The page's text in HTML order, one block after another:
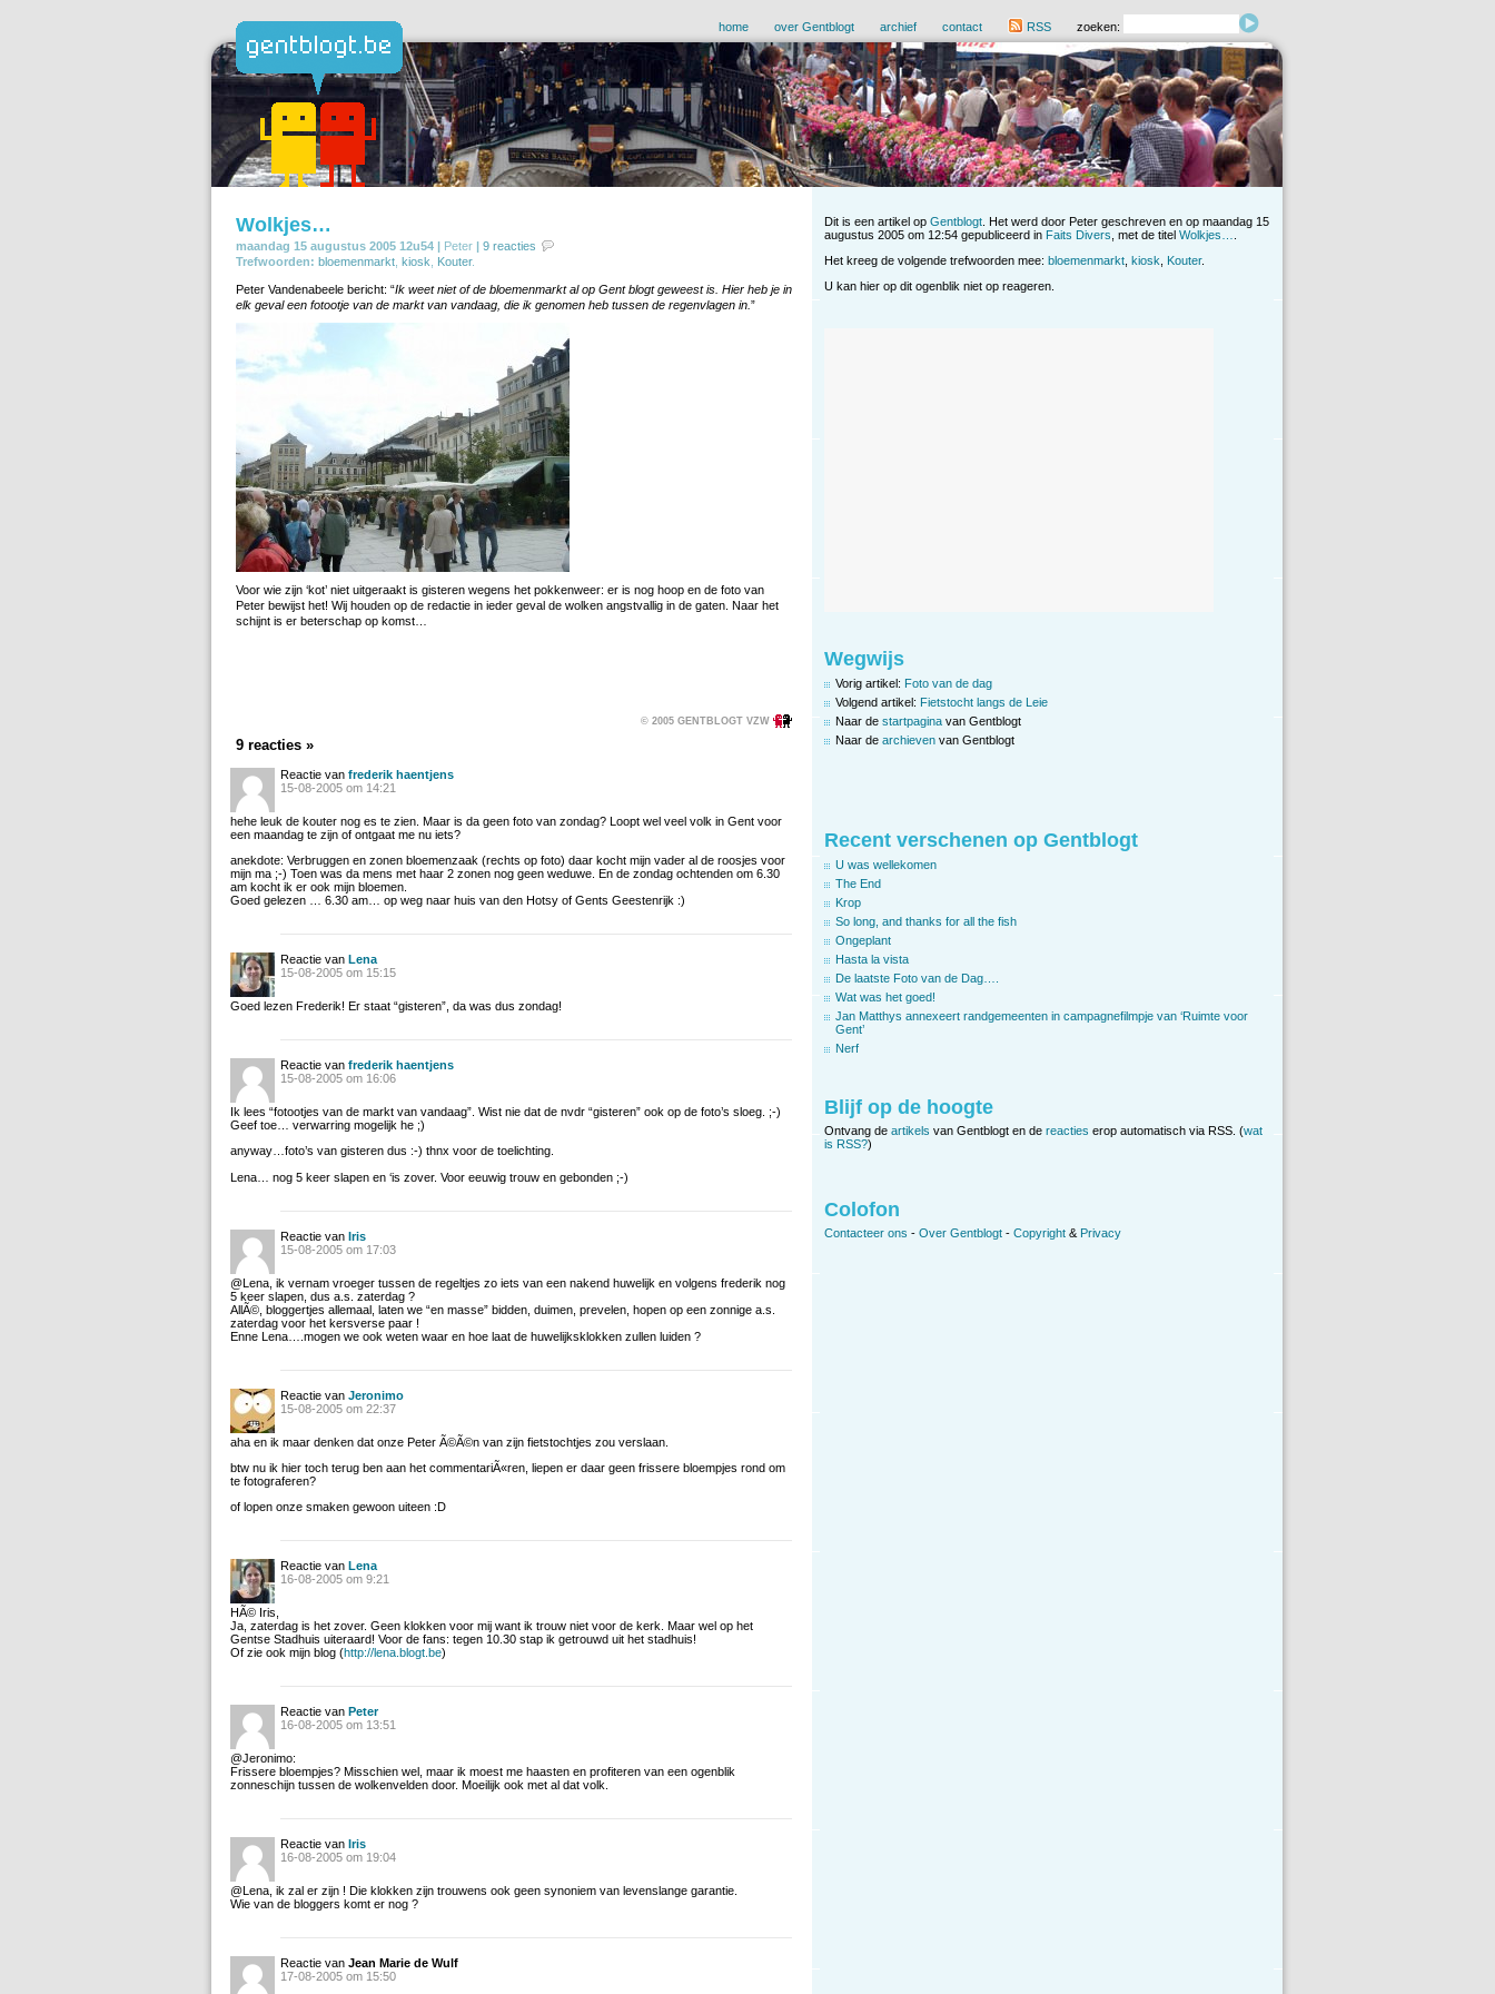
home over Gentblogt archief contact RSS zoeken:
Wolkjes…
maandag 15 augustus 2005 12u54 | Peter | 9 reacties
Trefwoorden: bloemenmarkt kiosk Kouter.
Peter Vandenabeele bericht: “Ik weet niet of de bloemenmarkt al op Gent blogt geweest is. Hier heb je in
elk geval een fotootje van de markt van vandaag, die ik genomen heb tussen de regenvlagen in. ”
Voor wie zijn ‘kot’ niet uitgeraakt is gisteren wegens het pokkenweer: er is nog hoop en de foto van
Peter bewijst het! Wij houden op de redactie in ieder geval de wolken angstvallig in de gaten. Naar het
schijnt is er beterschap op komst…
© 2005 GENTBLOGT VZW
9 reacties »
Reactie van frederik haentjens
15-08-2005 om 14:21
hehe leuk de kouter nog es te zien. Maar is da geen foto van zondag? Loopt wel veel volk in Gent voor
een maandag te zijn of ontgaat me nu iets?
anekdote: Verbruggen en zonen bloemenzaak (rechts op foto) daar kocht mijn vader al de roosjes voor
mijn ma ;-) Toen was da mens met haar 2 zonen nog geen weduwe. En de zondag ochtenden om 6.30
am kocht ik er ook mijn bloemen.
Goed gelezen … 6.30 am… op weg naar huis van den Hotsy of Gents Geestenrijk :)
Reactie van Lena
15-08-2005 om 15:15
Goed lezen Frederik! Er staat “gisteren”, da was dus zondag!
Reactie van frederik haentjens
15-08-2005 om 16:06
Ik lees “fotootjes van de markt van vandaag”. Wist nie dat de nvdr “gisteren” ook op de foto’s sloeg. ;-)
Geef toe… verwarring mogelijk he ;)
anyway…foto’s van gisteren dus :-) thnx voor de toelichting.
Lena… nog 5 keer slapen en ‘is zover. Voor eeuwig trouw en gebonden ;-)
Reactie van Iris
15-08-2005 om 17:03
@Lena, ik vernam vroeger tussen de regeltjes zo iets van een nakend huwelijk en volgens frederik nog
5 keer slapen, dus a.s. zaterdag ?
AllÃ©, bloggertjes allemaal, laten we “en masse” bidden, duimen, prevelen, hopen op een zonnige a.s.
zaterdag voor het kersverse paar !
Enne Lena….mogen we ook weten waar en hoe laat de huwelijksklokken zullen luiden ?
Reactie van Jeronimo
15-08-2005 om 22:37
aha en ik maar denken dat onze Peter Ã©Ã©n van zijn fietstochtjes zou verslaan.
btw nu ik hier toch terug ben aan het commentariÃ«ren, liepen er daar geen frissere bloempjes rond om
te fotograferen?
of lopen onze smaken gewoon uiteen :D
Reactie van Lena
16-08-2005 om 9:21
HÃ© Iris,
Ja, zaterdag is het zover. Geen klokken voor mij want ik trouw niet voor de kerk. Maar wel op het
Gentse Stadhuis uiteraard! Voor de fans: tegen 10.30 stap ik getrouwd uit het stadhuis!
Of zie ook mijn blog (http://lena.blogt.be)
Reactie van Peter
16-08-2005 om 13:51
@Jeronimo:
Frissere bloempjes? Misschien wel, maar ik moest me haasten en profiteren van een ogenblik
zonneschijn tussen de wolkenvelden door. Moeilijk ook met al dat volk.
Reactie van Iris
16-08-2005 om 19:04
@Lena, ik zal er zijn ! Die klokken zijn trouwens ook geen synoniem van levenslange garantie.
Wie van de bloggers komt er nog ?
Reactie van Jean Marie de Wulf
17-08-2005 om 15:50
Dit is een artikel op Gentblogt . Het werd door Peter geschreven en op maandag 15
augustus 2005 om 12:54 gepubliceerd in Faits Divers , met de titel Wolkjes…
Het kreeg de volgende trefwoorden mee: bloemenmarkt kiosk Kouter.
U kan hier op dit ogenblik niet op reageren.
Wegwijs
Vorig artikel: Foto van de dag
Volgend artikel: Fietstocht langs de Leie
Naar de startpagina van Gentblogt
Naar de archieven van Gentblogt
Recent verschenen op Gentblogt
U was wellekomen
The End
Krop
So long, and thanks for all the fish
Ongeplant
Hasta la vista
De laatste Foto van de Dag….
Wat was het goed!
Jan Matthys annexeert randgemeenten in campagnefilmpje van ‘Ruimte voor
Gent’
Nerf
Blijf op de hoogte
Ontvang de artikels van Gentblogt en de reacties erop automatisch via RSS. (wat
is RSS?)
Colofon
Contacteer ons - Over Gentblogt - Copyright & Privacy